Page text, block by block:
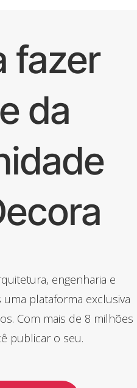
fazer
da
engenharia e
plataforma exclusiva
Com mais de 8 milhões
publicar o seu.